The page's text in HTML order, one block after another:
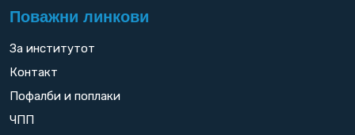
Поважни линкови
За институтот
Контакт
Пофалби и поплаки
ЧПП